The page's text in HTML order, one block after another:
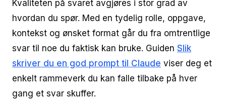
Kvaliteten på svaret avgjøres i stor grad av
hvordan du spør. Med en tydelig rolle, oppgave,
kontekst og ønsket format går du fra omtrentlige
svar til noe du faktisk kan bruke. Guiden Slik
skriver du en god prompt til Claude viser deg et
enkelt rammeverk du kan falle tilbake på hver
gang et svar skuffer.